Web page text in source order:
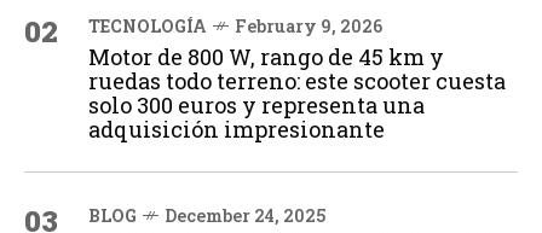
02 TECNOLOGÍA February 9, 2026
Motor de 800 W, rango de 45 km y
ruedas todo terreno: este scooter cuesta
solo 300 euros y representa una
adquisición impresionante
03 BLOG December 24, 2025